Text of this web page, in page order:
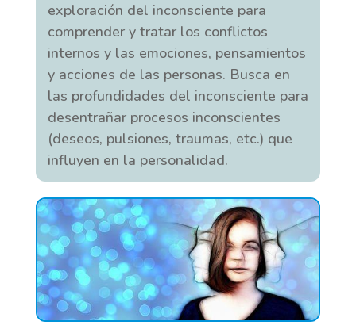
exploración del inconsciente para
comprender y tratar los conflictos
internos y las emociones, pensamientos
y acciones de las personas. Busca en
las profundidades del inconsciente para
desentrañar procesos inconscientes
(deseos, pulsiones, traumas, etc.) que
influyen en la personalidad.